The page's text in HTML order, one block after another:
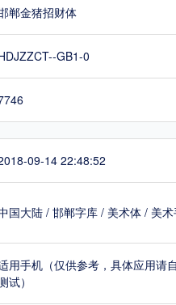
郸金猪招财体
GB1-0
09-14 22:48:52
国大陆 / 邯郸字库 / 美术体 / 美
用手机（仅供参考，具体应用请
试）